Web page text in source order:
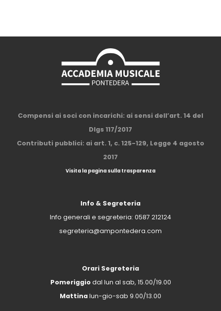
Compensi ai soci con incarichi: ai sensi dell’art. 14 del
Dlgs 117/2017
Contributi pubblici: ai art. 1, c. 125-129, Legge 4 agosto
2017
Visita la pagina sulla trasparenza
Info & Segreteria
Info generali e segreteria: 0587 212124
segreteria@ampontedera.com
Orari Segreteria
Pomeriggiodal lun al sab, 15.00/19.00
Mattinalun-gio-sab 9.00/13.00